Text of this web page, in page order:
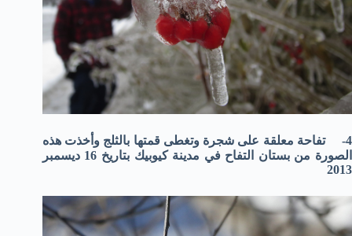
4- تفاحة معلقة على شجرة وتغطى قمتها بالثلج وأخذت هذه
الصورة من بستان التفاح في مدينة كيوبيك بتاريخ 16 ديسمبر
2013